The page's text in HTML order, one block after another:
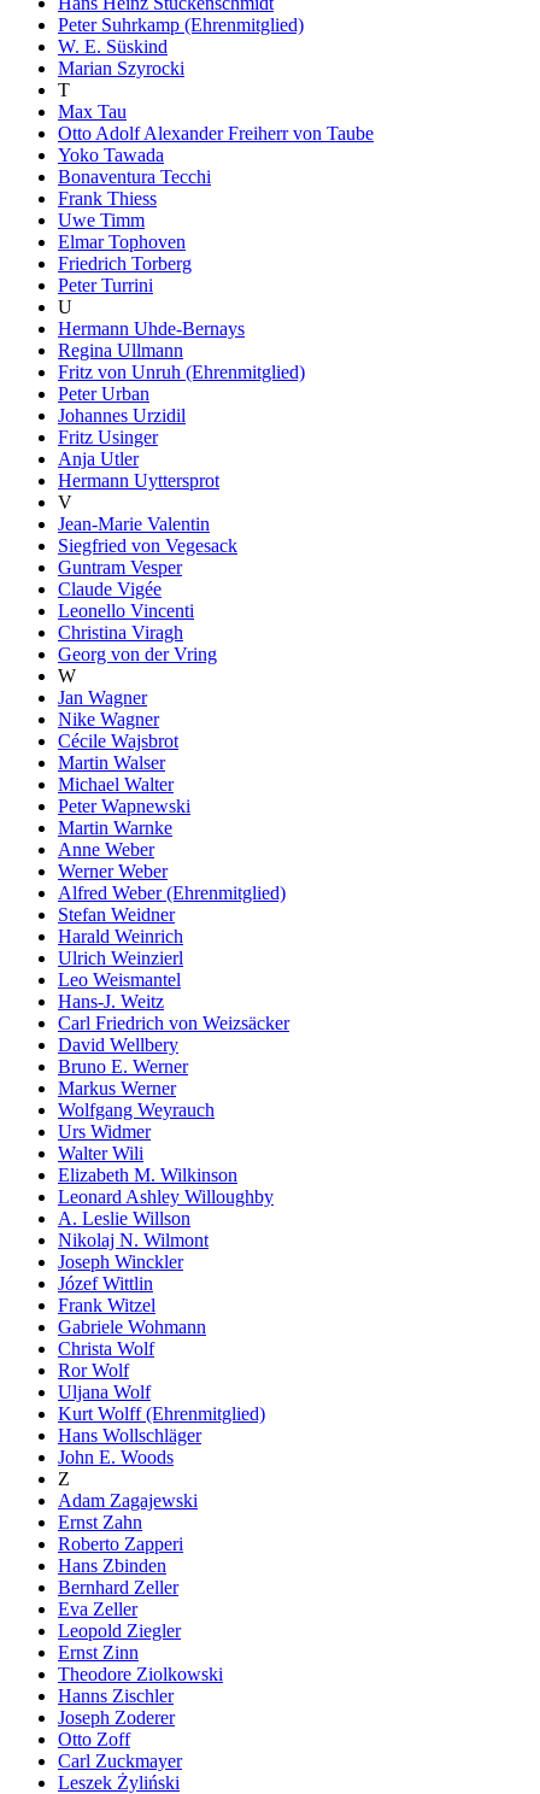
Peter Suhrkamp (Ehrenmitglied)
W. E. Süskind
Marian Szyrocki
T
Max Tau
Otto Adolf Alexander Freiherr von Taube
Yoko Tawada
Bonaventura Tecchi
Frank Thiess
Uwe Timm
Elmar Tophoven
Friedrich Torberg
Peter Turrini
U
Hermann Uhde-Bernays
Regina Ullmann
Fritz von Unruh (Ehrenmitglied)
Peter Urban
Johannes Urzidil
Fritz Usinger
Anja Utler
Hermann Uyttersprot
V
Jean-Marie Valentin
Siegfried von Vegesack
Guntram Vesper
Claude Vigée
Leonello Vincenti
Christina Viragh
Georg von der Vring
W
Jan Wagner
Nike Wagner
Cécile Wajsbrot
Martin Walser
Michael Walter
Peter Wapnewski
Martin Warnke
Anne Weber
Werner Weber
Alfred Weber (Ehrenmitglied)
Stefan Weidner
Harald Weinrich
Ulrich Weinzierl
Leo Weismantel
Hans-J. Weitz
Carl Friedrich von Weizsäcker
David Wellbery
Bruno E. Werner
Markus Werner
Wolfgang Weyrauch
Urs Widmer
Walter Wili
Elizabeth M. Wilkinson
Leonard Ashley Willoughby
A. Leslie Willson
Nikolaj N. Wilmont
Joseph Winckler
Józef Wittlin
Frank Witzel
Gabriele Wohmann
Christa Wolf
Ror Wolf
Uljana Wolf
Kurt Wolff (Ehrenmitglied)
Hans Wollschläger
John E. Woods
Z
Adam Zagajewski
Ernst Zahn
Roberto Zapperi
Hans Zbinden
Bernhard Zeller
Eva Zeller
Leopold Ziegler
Ernst Zinn
Theodore Ziolkowski
Hanns Zischler
Joseph Zoderer
Otto Zoff
Carl Zuckmayer
Leszek Żyliński